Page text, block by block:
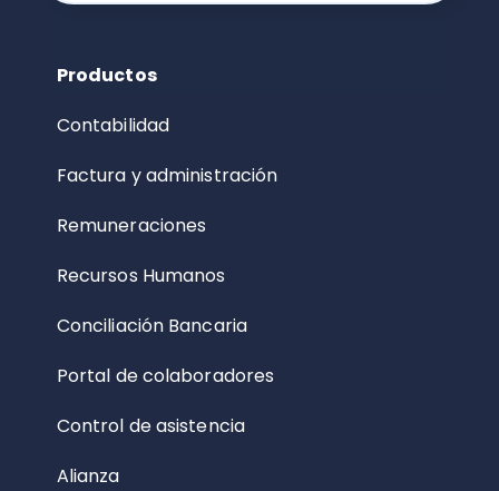
Productos
Contabilidad
Factura y administración
Remuneraciones
Recursos Humanos
Conciliación Bancaria
Portal de colaboradores
Control de asistencia
Alianza